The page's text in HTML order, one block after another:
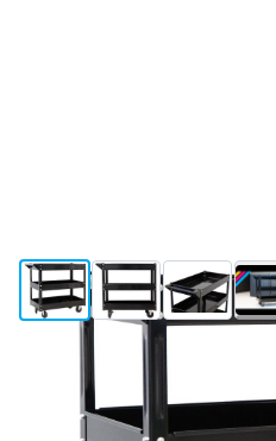
View larger imageView larger image
View
1 034,40 kr Inkl.